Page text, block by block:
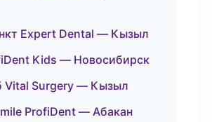
Expert Dental — Кызыл
Kids — Новосибирск
Vital Surgery — Кызыл
ProfiDent — Абакан